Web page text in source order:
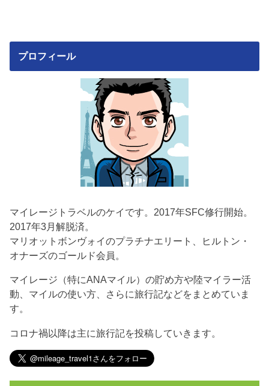
プロフィール
マイレージトラベルのケイです。2017年SFC修行開始。
2017年3月解脱済。
マリオットボンヴォイのプラチナエリート、ヒルトン・
オナーズのゴールド会員。
マイレージ（特にANAマイル）の貯め方や陸マイラー活
動、マイルの使い方、さらに旅行記などをまとめていま
す。
コロナ禍以降は主に旅行記を投稿していきます。